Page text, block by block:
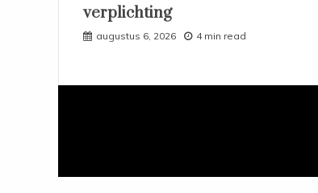
verplichting
augustus 6, 2026 4 min read